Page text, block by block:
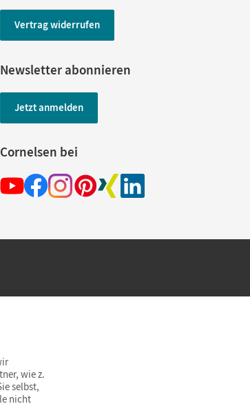
Vertrag widerrufen
Newsletter abonnieren
Jetzt anmelden
Cornelsen bei
innerhalb Deutschlands
wie z.
selbst,
nicht